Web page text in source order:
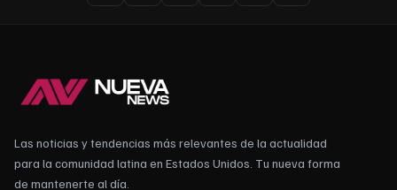
Las noticias y tendencias más relevantes de la actualidad
para la comunidad latina en Estados Unidos. Tu nueva forma
de mantenerte al día.